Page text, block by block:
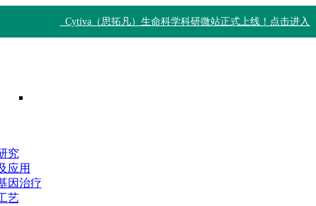
Cytiva（思拓凡）生命科学科研微站正式上线！点击进入
究
应用
因治疗
艺